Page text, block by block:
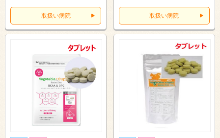
取扱い病院 取扱い病院